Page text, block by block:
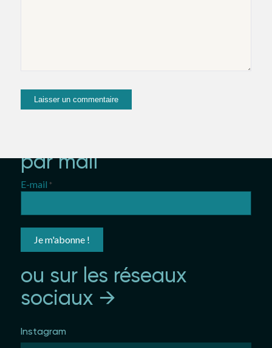
partez en voyage
par mail
E-mail *
ou sur les réseaux
sociaux →
Instagram